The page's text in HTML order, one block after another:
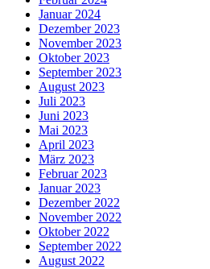
Januar 2024
Dezember 2023
November 2023
Oktober 2023
September 2023
August 2023
Juli 2023
Juni 2023
Mai 2023
April 2023
März 2023
Februar 2023
Januar 2023
Dezember 2022
November 2022
Oktober 2022
September 2022
August 2022